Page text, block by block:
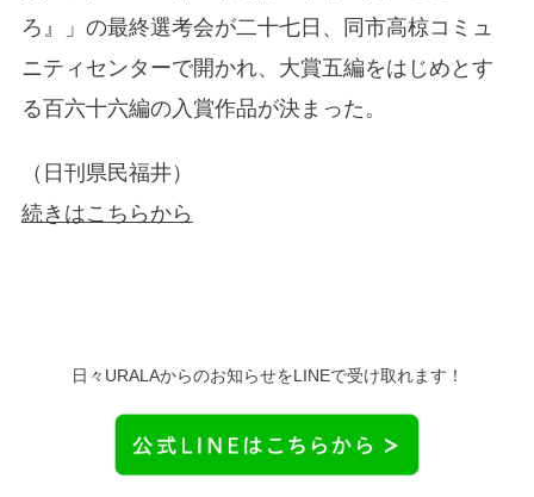
ろ』」の最終選考会が二十七日、同市高椋コミュ
ニティセンターで開かれ、大賞五編をはじめとす
る百六十六編の入賞作品が決まった。
（日刊県民福井）
続きはこちらから
日々URALAからのお知らせをLINEで受け取れます！